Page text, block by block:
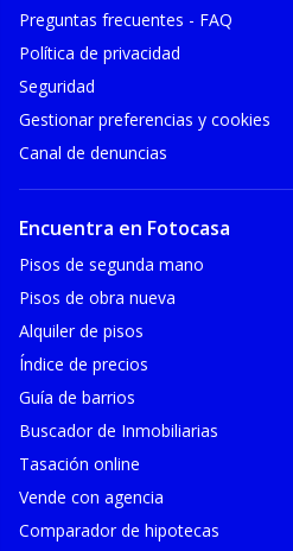
Preguntas frecuentes - FAQ
Política de privacidad
Seguridad
Gestionar preferencias y cookies
Canal de denuncias
Encuentra en Fotocasa
Pisos de segunda mano
Pisos de obra nueva
Alquiler de pisos
Índice de precios
Guía de barrios
Buscador de Inmobiliarias
Tasación online
Vende con agencia
Comparador de hipotecas